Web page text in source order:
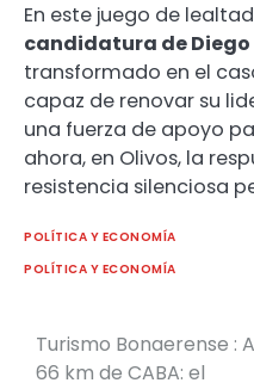
En este juego de
candidatura de
transformado en el
capaz de renovar su
una fuerza de apoyo
ahora, en Olivos, la
resistencia silenciosa
POLÍTICA Y ECONOMÍA
POLÍTICA Y ECONOMÍA
Navegación
Turismo Bonaerense : A
66 km de CABA: el